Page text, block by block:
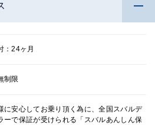
：24ヶ月
制限
に安心してお乗り頂く為に、全国スバルデ
ーで保証が受けられる「スバルあんしん保